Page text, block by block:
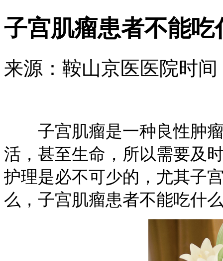
子宫肌瘤患者不能吃
来源：鞍山京医医院时间
子宫肌瘤是一种良性肿瘤
活，甚至生命，所以需要及
护理是必不可少的，尤其子
么，子宫肌瘤患者不能吃什